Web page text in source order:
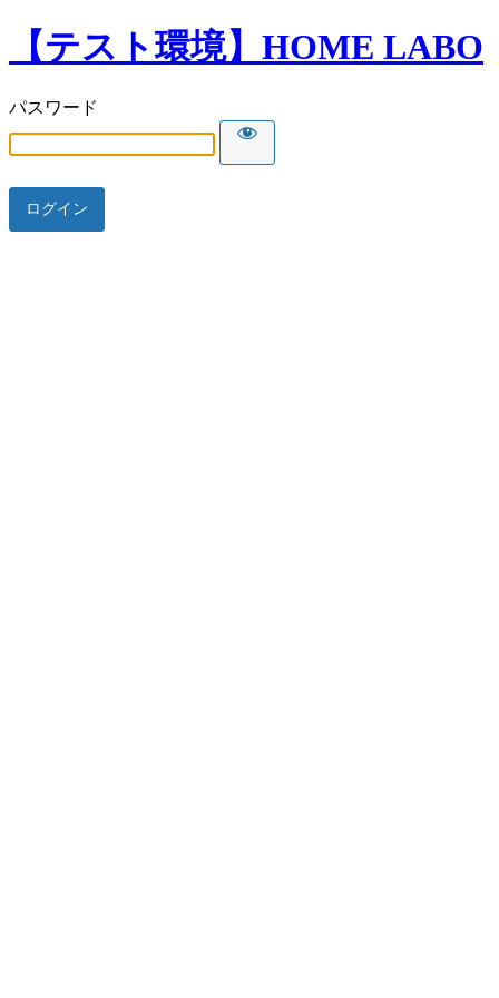
【テスト環境】HOME LABO
パスワード